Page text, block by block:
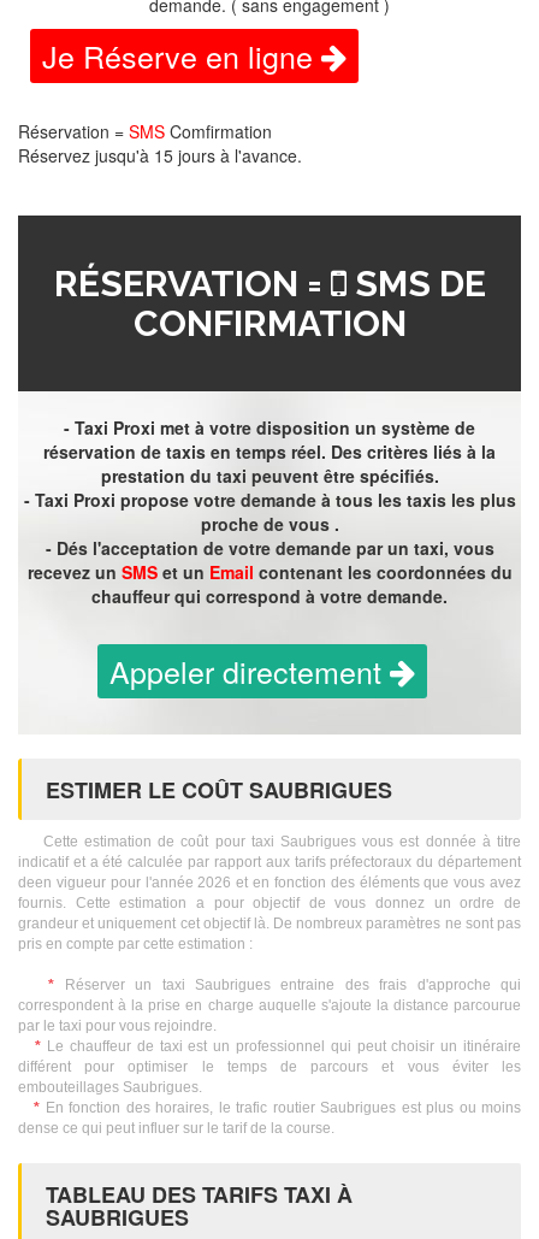
demande. ( sans engagement )
Je Réserve en ligne
Réservation = SMS Comfirmation
Réservez jusqu'à 15 jours à l'avance.
RÉSERVATION =
SMS DE
CONFIRMATION
- Taxi Proxi met à votre disposition un système de
réservation de taxis en temps réel. Des critères liés à la
prestation du taxi peuvent être spécifiés.
- Taxi Proxi propose votre demande à tous les taxis les plus
proche de vous .
- Dés l'acceptation de votre demande par un taxi, vous
recevez un SMSet un Email contenant les coordonnées du
chauffeur qui correspond à votre demande.
Appeler directement
ESTIMER LE COÛT SAUBRIGUES
Cette estimation de coût pour taxi Saubrigues vous est donnée à titre
indicatif et a été calculée par rapport aux tarifs préfectoraux du département
deen vigueur pour l'année 2026 et en fonction des éléments que vous avez
fournis. Cette estimation a pour objectif de vous donnez un ordre de
grandeur et uniquement cet objectif là. De nombreux paramètres ne sont pas
pris en compte par cette estimation :
* Réserver un taxi Saubrigues entraine des frais d'approche qui
correspondent à la prise en charge auquelle s'ajoute la distance parcourue
par le taxi pour vous rejoindre.
* Le chauffeur de taxi est un professionnel qui peut choisir un itinéraire
différent pour optimiser le temps de parcours et vous éviter les
embouteillages Saubrigues.
* En fonction des horaires, le trafic routier Saubrigues est plus ou moins
dense ce qui peut influer sur le tarif de la course.
TABLEAU DES TARIFS TAXI À
SAUBRIGUES